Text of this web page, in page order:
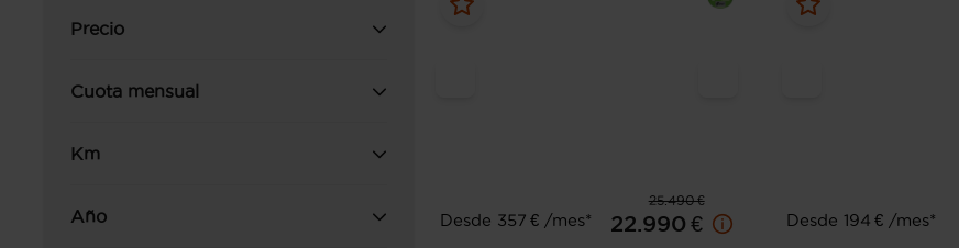
Precio
Cuota mensual
Km
Año
25.490 €
Desde 357 € /mes*
22.990 €
Desde 194 € /mes*